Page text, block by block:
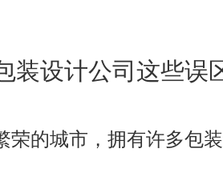
装设计公司这些误
荣的城市，拥有许多包